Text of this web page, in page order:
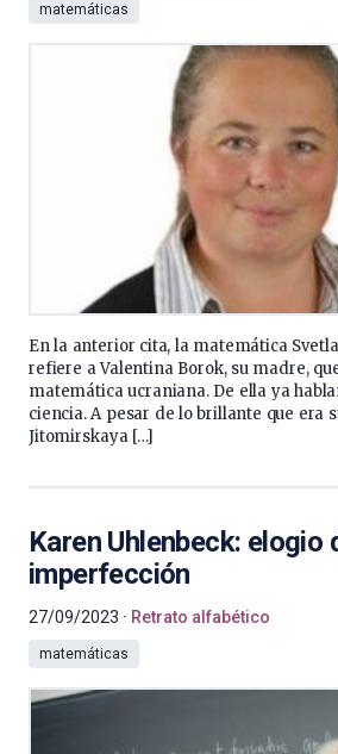
matemáticas
En la anterior cita, la matemática
refiere a Valentina Borok, su madre,
matemática ucraniana. De ella ya
ciencia. A pesar de lo brillante que era
Jitomirskaya […]
Karen Uhlenbeck: elogio
imperfección
27/09/2023 Retrato alfabético
matemáticas